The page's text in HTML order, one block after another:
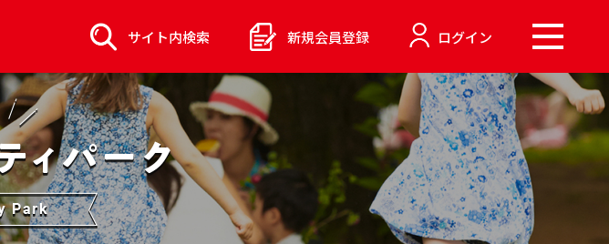
サイト内検索 新規会員登録 ログイン